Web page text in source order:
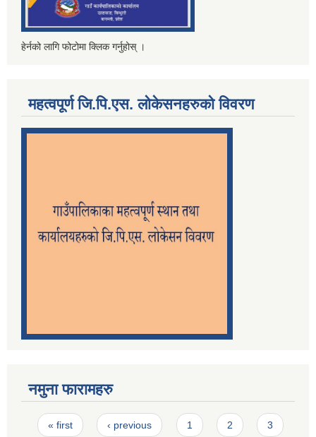
हेर्नको लागि फोटोमा क्लिक गर्नुहोस् ।
महत्वपूर्ण जि.पि.एस. लोकेसनहरुको विवरण
नमुना फारामहरु
Pages
« first ‹ previous 1 2
3